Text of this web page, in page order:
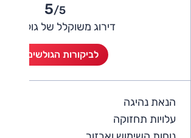
5/5
דירוג משוקלל של גולשי אוטו
לביקורות הגולשים (2)
הנאת נהיגה
עלויות תחזוקה